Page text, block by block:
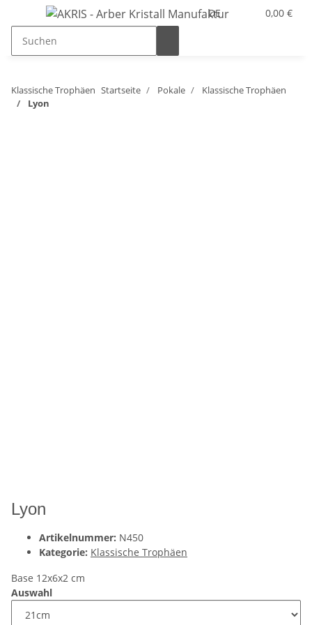
DE 0,00 €
Klassische Trophäen Startseite Pokale
Klassische Trophäen
Lyon
Lyon
Artikelnummer: N450
Kategorie: Klassische Trophäen
Base 12x6x2 cm
Auswahl